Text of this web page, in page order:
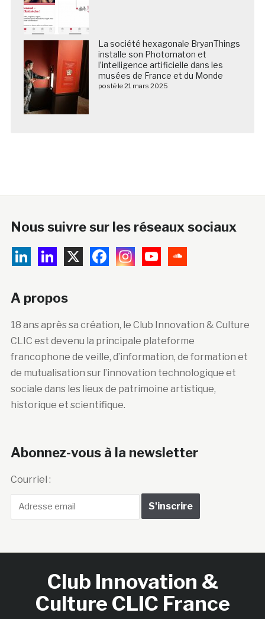
La société hexagonale BryanThings
installe son Photomaton et
l’intelligence artificielle dans les
musées de France et du Monde
posté le 21 mars 2025
Nous suivre sur les réseaux sociaux
A propos
18 ans après sa création, le Club Innovation & Culture
CLIC est devenu la principale plateforme
francophone de veille, d’information, de formation et
de mutualisation sur l’innovation technologique et
sociale dans les lieux de patrimoine artistique,
historique et scientifique.
Abonnez-vous à la newsletter
Courriel :
Club Innovation &
Culture CLIC France